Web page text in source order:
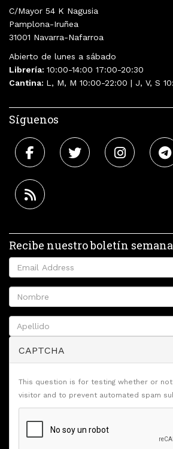
C/Mayor 54 K Nagusia
Pamplona-Iruñea
31001 Navarra-Nafarroa
Abierto de lunes a sábado
Librería: 10:00-14:00 17:00-20:30
Cantina: L, M, M 10:00-22:00 | J, V, S
Síguenos
Recibe nuestro boletín
CAPTCHA
This question is for testing whether or not
visitor and to prevent automated spam